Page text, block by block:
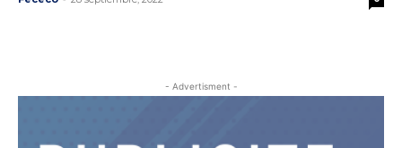
- Advertisment -